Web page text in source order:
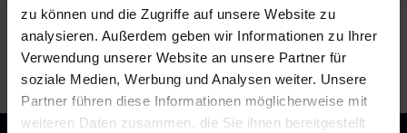
zu können und die Zugriffe auf unsere Website zu
analysieren. Außerdem geben wir Informationen zu Ihrer
Verwendung unserer Website an unsere Partner für
soziale Medien, Werbung und Analysen weiter. Unsere
Partner führen diese Informationen möglicherweise mit
weiteren Daten zusammen, die Sie ihnen bereitgestellt
Nächste Einträge »